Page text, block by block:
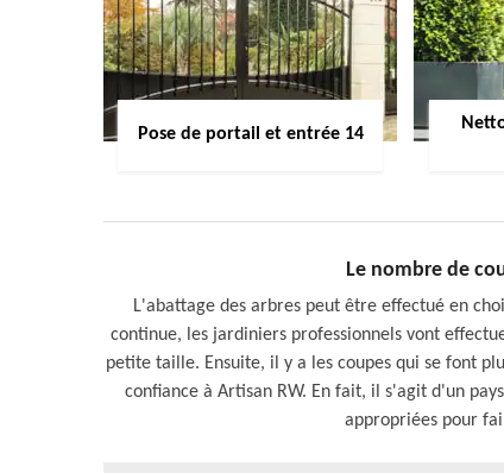
Pose de portail et entrée 14
Le nombre de
L'abattage des arbres peut être effectué en
continue, les jardiniers professionnels vont
petite taille. Ensuite, il y a les coupes qui se font
confiance à Artisan RW. En fait, il s'agit d'un
appropriées pour